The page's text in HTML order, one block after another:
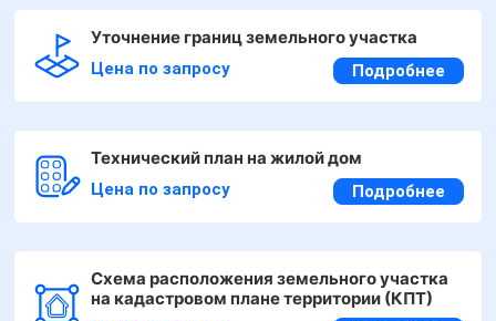
Уточнение границ земельного участка
Цена по запросу Подробнее
Технический план на жилой дом
Цена по запросу Подробнее
Схема расположения земельного участка
на кадастровом плане территории (КПТ)